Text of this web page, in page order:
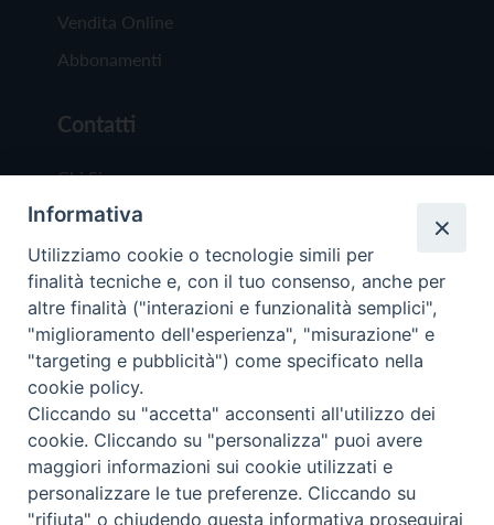
Vendita Online
Abbonamenti
Contatti
Chi Siamo
Redazione
Scrivici
Copyright © 2019 - Tutti i diritti riservati - Vita
Trentina Editrice
Privacy Policy
Torna
Informativa
Utilizziamo cookie o tecnologie simili per
finalità tecniche e, con il tuo consenso, anche per
altre finalità ("interazioni e funzionalità semplici",
"miglioramento dell'esperienza", "misurazione" e
"targeting e pubblicità") come specificato nella
cookie policy.
Cliccando su "accetta" acconsenti all'utilizzo dei
cookie. Cliccando su "personalizza" puoi avere
maggiori informazioni sui cookie utilizzati e
personalizzare le tue preferenze. Cliccando su
"rifiuta" o chiudendo questa informativa proseguirai